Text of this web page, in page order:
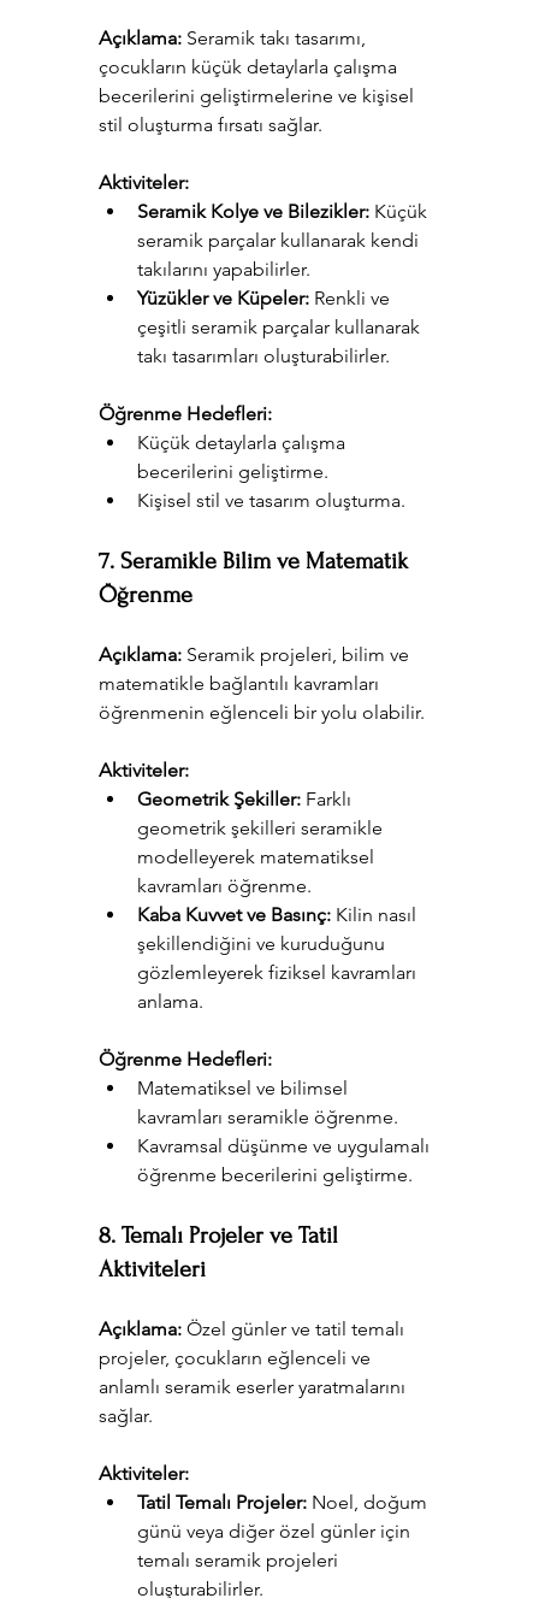
Açıklama: Seramik takı tasarımı,
çocukların küçük detaylarla çalışma
becerilerini geliştirmelerine ve kişisel
stil oluşturma fırsatı sağlar.
Aktiviteler:
Seramik Kolye ve Bilezikler: Küçük
seramik parçalar kullanarak kendi
takılarını yapabilirler.
Yüzükler ve Küpeler: Renkli ve
çeşitli seramik parçalar kullanarak
takı tasarımları oluşturabilirler.
Öğrenme Hedefleri:
Küçük detaylarla çalışma
becerilerini geliştirme.
Kişisel stil ve tasarım oluşturma.
7. Seramikle Bilim ve Matematik
Öğrenme
Açıklama: Seramik projeleri, bilim ve
matematikle bağlantılı kavramları
öğrenmenin eğlenceli bir yolu olabilir.
Aktiviteler:
Geometrik Şekiller: Farklı
geometrik şekilleri seramikle
modelleyerek matematiksel
kavramları öğrenme.
Kaba Kuvvet ve Basınç: Kilin nasıl
şekillendiğini ve kuruduğunu
gözlemleyerek fiziksel kavramları
anlama.
Öğrenme Hedefleri:
Matematiksel ve bilimsel
kavramları seramikle öğrenme.
Kavramsal düşünme ve uygulamalı
öğrenme becerilerini geliştirme.
8. Temalı Projeler ve Tatil
Aktiviteleri
Açıklama: Özel günler ve tatil temalı
projeler, çocukların eğlenceli ve
anlamlı seramik eserler yaratmalarını
sağlar.
Aktiviteler:
Tatil Temalı Projeler: Noel, doğum
günü veya diğer özel günler için
temalı seramik projeleri
oluşturabilirler.